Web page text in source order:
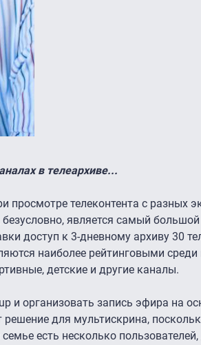
в телеархиве...
просмотре телеконтента с разных
является самый
доступ к 3-дневному архиву 30
наиболее рейтинговыми среди
детские и другие каналы.
и организовать запись эфира на
для мультискрина,
есть несколько